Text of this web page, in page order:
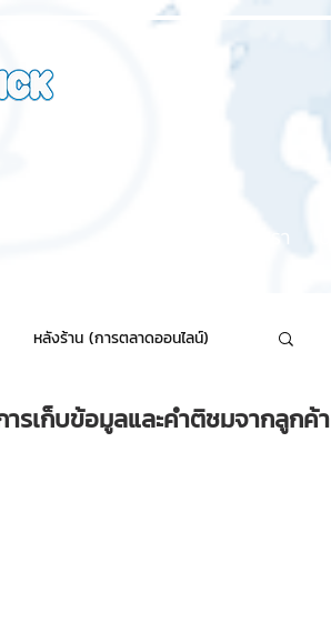
หลังร้าน (การตลาดออนไลน์)
กเกอร์ไลน์แจกฟรี
ารเก็บข้อมูลและคำติชมจากลูกค้า